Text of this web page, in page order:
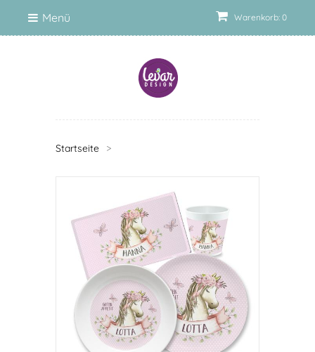
Warenkorb: 0
Menü
Startseite >